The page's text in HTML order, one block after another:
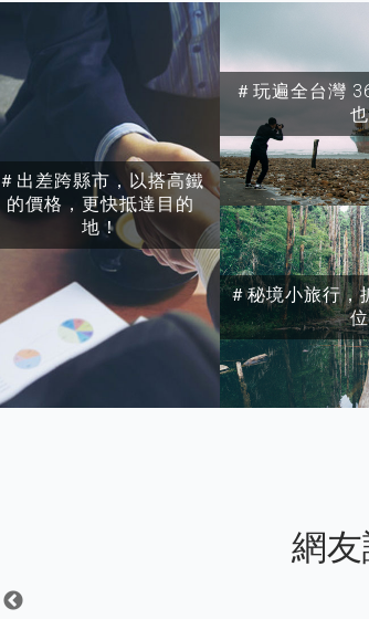
＃出差跨縣市，以搭高鐵
的價格，更快抵達目的
地！
＃玩遍全台灣
＃秘境小旅行，
網